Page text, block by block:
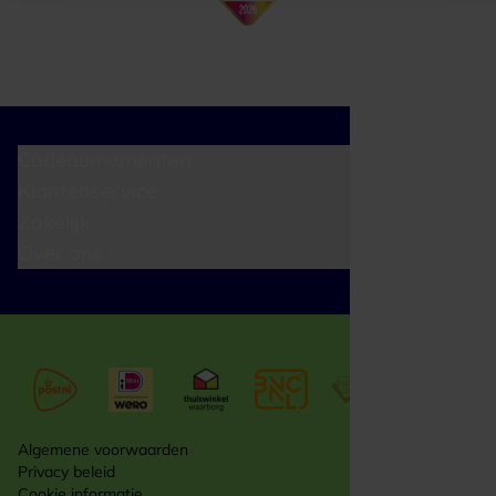
Algemene voorwaarden
Privacy beleid